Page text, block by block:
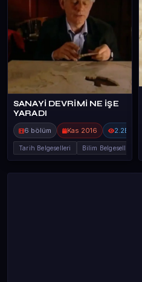
SANAYİ DEVRİMİ NE İŞE
YARADI
6 bölüm Kas 2016 2.2B
Tarih Belgeselleri Bilim Belgeselleri